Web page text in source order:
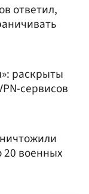
ответил,
раскрыты
сервисов
20 военных